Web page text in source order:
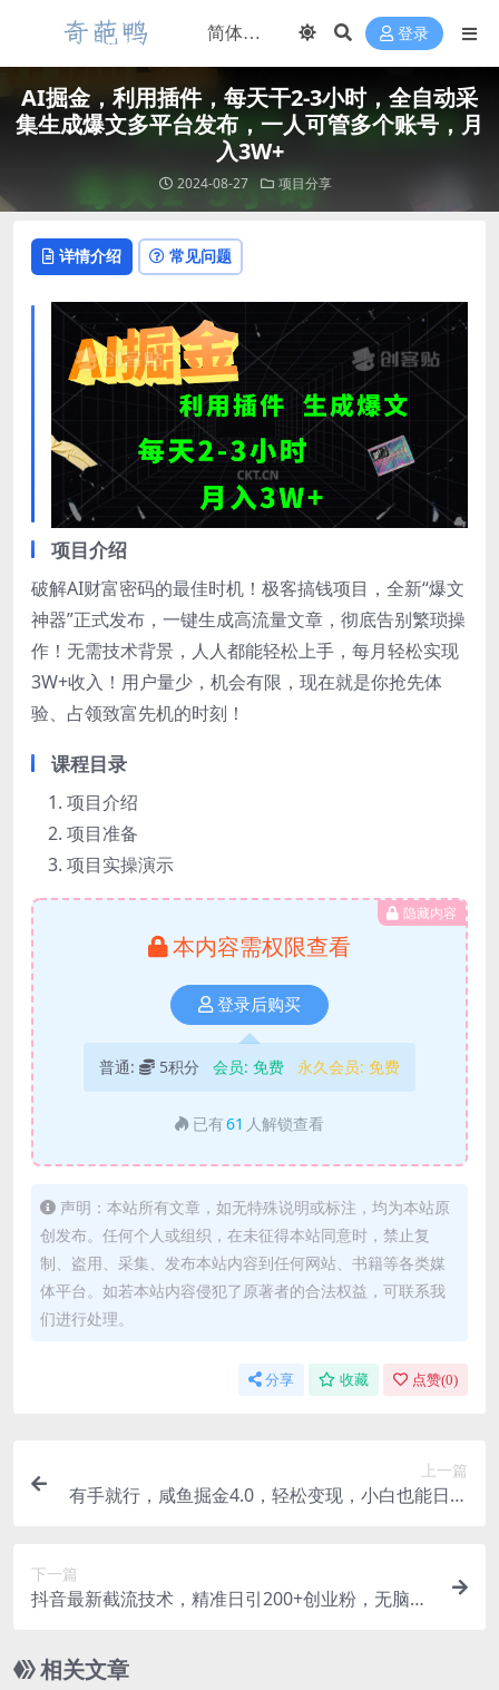
登录
AI掘金，利用插件，每天干2-3小时，全自动采
集生成爆文多平台发布，一人可管多个账号，月
入3W+
2024-08-27 项目分享
详情介绍 常见问题
项目介绍
破解AI财富密码的最佳时机！极客搞钱项目，全新“爆文
神器”正式发布，一键生成高流量文章，彻底告别繁琐操
作！无需技术背景，人人都能轻松上手，每月轻松实现
3W+收入！用户量少，机会有限，现在就是你抢先体
验、占领致富先机的时刻！
课程目录
项目介绍
项目准备
项目实操演示
隐藏内容
本内容需权限查看
登录后购买
普通: 5积分 会员: 免费 永久会员: 免费
已有61 人解锁查看
声明：本站所有文章，如无特殊说明或标注，均为本站原
创发布。任何个人或组织，在未征得本站同意时，禁止复
制、盗用、采集、发布本站内容到任何网站、书籍等各类媒
体平台。如若本站内容侵犯了原著者的合法权益，可联系我
们进行处理。
分享 收藏 点赞(0)
上一篇
有手就行，咸鱼掘金4.0，轻松变现，小白也能日入
下一篇
抖音最新截流技术，精准日引200+创业粉，无脑操
相关文章